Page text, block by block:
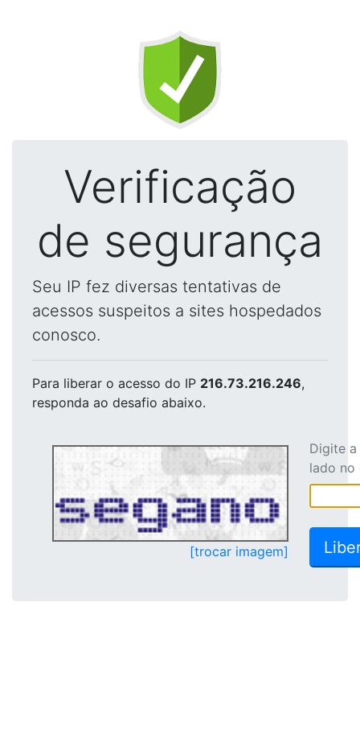
Verificação
de segurança
Seu IP fez diversas tentativas de
acessos suspeitos a sites hospedados
conosco.
Para liberar o acesso do IP 216.73.216.246,
responda ao desafio abaixo.
[trocar imagem]
Digite
lado no